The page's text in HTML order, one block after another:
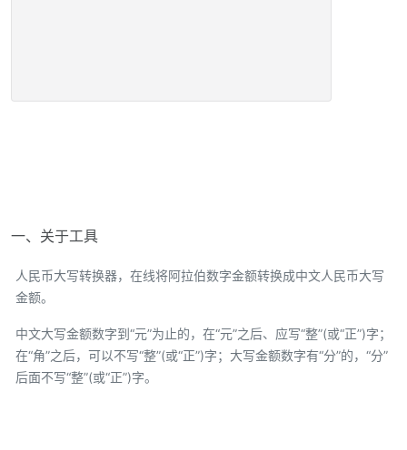
一、关于工具
人民币大写转换器，在线将阿拉伯数字金额转换成中文人民币大写
金额。
中文大写金额数字到“元”为止的，在“元”之后、应写“整”(或“正”)字；
在“角”之后，可以不写“整”(或“正”)字；大写金额数字有“分”的，“分”
后面不写“整”(或“正”)字。